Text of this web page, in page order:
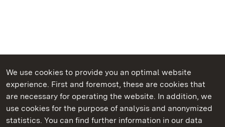
We use cookies to provide you an optimal website
experience. First and foremost, these are cookies that
are necessary for operating the website. In addition, we
use cookies for the purpose of analysis and anonymized
statistics. You can find further information in our data
State Palaces and Gardens of Baden-Wuerttemberg